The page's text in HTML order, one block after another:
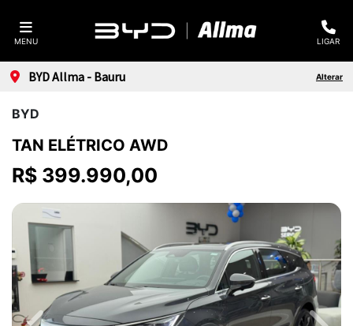
MENU LIGAR
BYD Allma - Bauru Alterar
BYD
TAN ELÉTRICO AWD
R$ 399.990,00